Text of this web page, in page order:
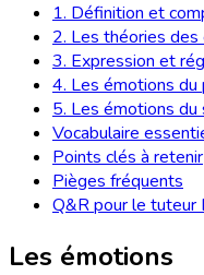
1. Définition et
2. Les théories des
3. Expression et
4. Les émotions
5. Les émotions du
Vocabulaire
Points clés à retenir
Pièges fréquents
Q&R pour le tuteur
Les émotions